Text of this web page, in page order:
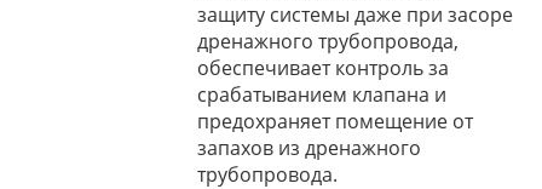
защиту системы даже при засоре
дренажного трубопровода,
обеспечивает контроль за
срабатыванием клапана и
предохраняет помещение от
запахов из дренажного
трубопровода.